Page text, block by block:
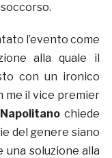
l’evento come
alla quale il
con un ironico
me il vice premier
Napolitano chiede
del genere siano
soluzione alla